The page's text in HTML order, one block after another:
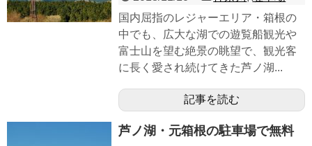
国内屈指のレジャーエリア・箱根の
中でも、広大な湖での遊覧船観光や
富士山を望む絶景の眺望で、観光客
に長く愛され続けてきた芦ノ湖...
記事を読む
芦ノ湖・元箱根の駐車場で無料